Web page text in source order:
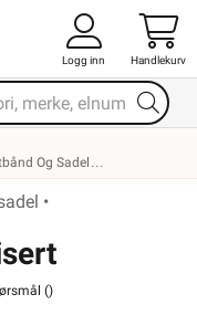
Logg inn Handlekurv
Og Sadel
•
()